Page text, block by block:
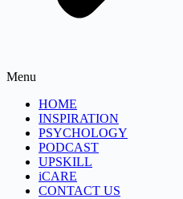
Menu
HOME
INSPIRATION
PSYCHOLOGY
PODCAST
UPSKILL
iCARE
CONTACT US